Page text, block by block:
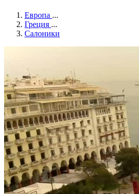
Европа ...
Греция ...
Салоники